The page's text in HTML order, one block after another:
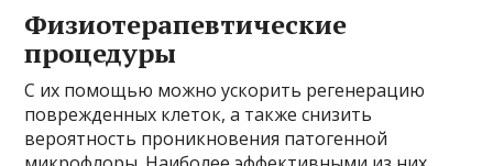
Физиотерапевтические
процедуры
С их помощью можно ускорить регенерацию
поврежденных клеток, а также снизить
вероятность проникновения патогенной